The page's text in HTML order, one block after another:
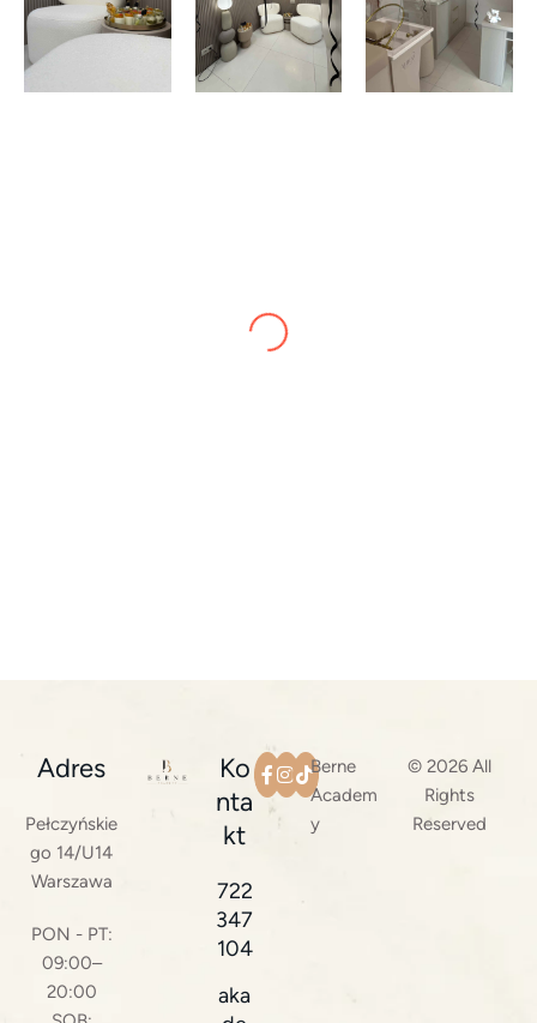
ANNA
Adres
Pełczyńskie
go 14/U14
Warszawa
PON - PT:
09:00–
20:00
Ko
nta
kt
722
347
104
aka
Berne
Academ
y
© 2026 All
Rights
Reserved